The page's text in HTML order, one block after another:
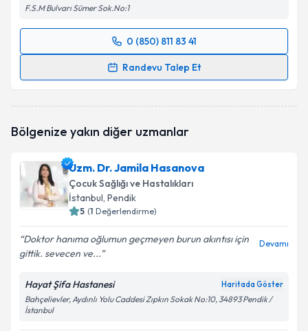
F.S.M Bulvarı Sümer Sok.No:1
0 (850) 811 83 41
Randevu Talep Et
Randevu Takvimi Talebi
oluşturun. Size bu uzmandan randevu almanız için bir
Kişisel verilerimin işlenmesine ilişkin
Metni'ni okudum ve kişisel verilerimin belirtilen
kapsamda işlenmesini kabul ediyorum.
Takvim Talebini Gönder
Bölgenize yakın diğer uzmanlar
Uzm. Dr. Jamila Hasanova
Çocuk Sağlığı ve Hastalıkları
İstanbul, Pendik
5 (1 Değerlendirme)
Doktor hanıma oğlumun geçmeyen burun akıntısı için
gittik. sevecen ve...
Devamı
Hayat Şifa Hastanesi Haritada Göster
Bahçelievler, Aydınlı Yolu Caddesi Zıpkın Sokak No:10, 34893 Pendik /
İstanbul